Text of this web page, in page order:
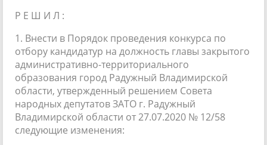
Р Е Ш И Л :
1. Внести в Порядок проведения конкурса по
отбору кандидатур на должность главы закрытого
административно-территориального
образования город Радужный Владимирской
области, утвержденный решением Совета
народных депутатов ЗАТО г. Радужный
Владимирской области от 27.07.2020 № 12/58
следующие изменения: